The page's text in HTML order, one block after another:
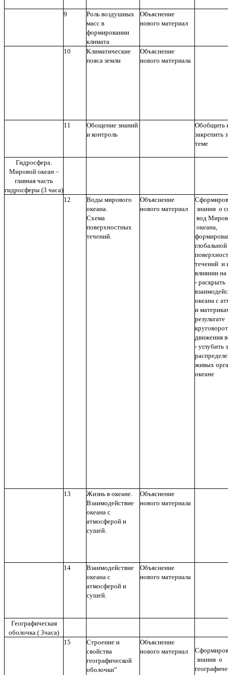
9
Роль воздушных
масс в
формировании
климата
Объяснение
нового материал
10
Климатические
пояса земли
Объяснение
нового материала
11
Обощение знаний
и контроль
Обобщить
закрепить
теме
Гидросфера.
Мировой океан –
главная часть
гидросферы (3 часа)
12
Воды мирового
океана.
Схема
поверхностных
течений.
Объяснение
нового материал
знания о
вод
океана,
течений и
влиянии на
- раскрыть
океана с
и
результате
движения
- углубить
живых
океане
13
Жизнь в океане.
Взаимодействие
океана с
атмосферой и
сушей.
Объяснение
нового материала
14
Взаимодействие
океана с
атмосферой и
сушей.
Объяснение
нового материала
Географическая
оболочка ( 3часа)
15
Строение и
свойства
географической
оболочки”
Объяснение
нового материал
знания о